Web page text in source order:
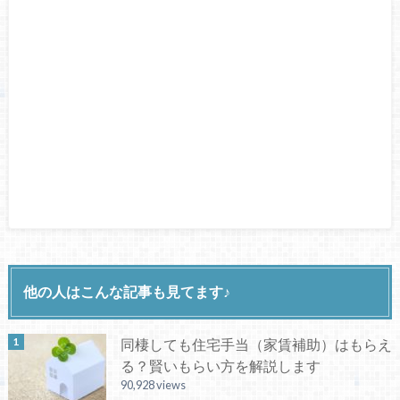
他の人はこんな記事も見てます♪
同棲しても住宅手当（家賃補助）はもらえ
る？賢いもらい方を解説します
90,928 views